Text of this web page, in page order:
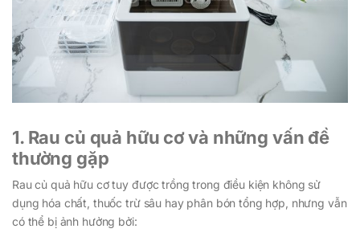
1. Rau củ quả hữu cơ và những vấn đề
thường gặp
Rau củ quả hữu cơ tuy được trồng trong điều kiện không sử
dụng hóa chất, thuốc trừ sâu hay phân bón tổng hợp, nhưng vẫn
có thể bị ảnh hưởng bởi: